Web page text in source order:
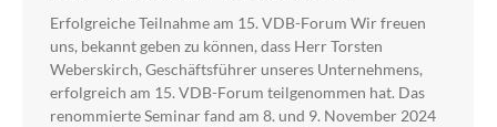
Erfolgreiche Teilnahme am 15. VDB-Forum Wir freuen
uns, bekannt geben zu können, dass Herr Torsten
Weberskirch, Geschäftsführer unseres Unternehmens,
erfolgreich am 15. VDB-Forum teilgenommen hat. Das
renommierte Seminar fand am 8. und 9. November 2024